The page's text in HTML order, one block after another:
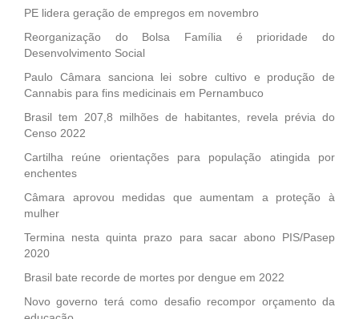
PE lidera geração de empregos em novembro
Reorganização do Bolsa Família é prioridade do
Desenvolvimento Social
Paulo Câmara sanciona lei sobre cultivo e produção de
Cannabis para fins medicinais em Pernambuco
Brasil tem 207,8 milhões de habitantes, revela prévia do
Censo 2022
Cartilha reúne orientações para população atingida por
enchentes
Câmara aprovou medidas que aumentam a proteção à
mulher
Termina nesta quinta prazo para sacar abono PIS/Pasep
2020
Brasil bate recorde de mortes por dengue em 2022
Novo governo terá como desafio recompor orçamento da